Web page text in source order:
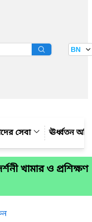
BN
সেবা ঊর্ধ্বতন
খামার ও প্রশিক্ষণ